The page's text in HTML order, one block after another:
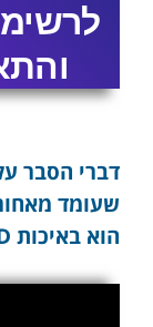
דברי הסבר
שעומד
הוא באיכות HD: